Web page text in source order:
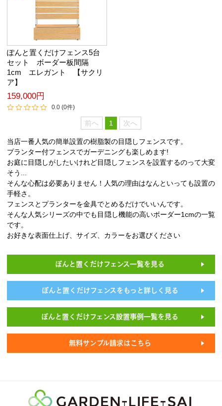
ぽんと置くだけフェンス5台
セット ボーダー板間隔
1cm エレガント 【サクリ
ア】
159,000円
0.0 (0件)
前へ 1 次へ
当店一番人気の簡単設置の樹脂製の目隠しフェンスです。
プランター付フェンスでガーデニングも楽しめます!
お庭に目隠しがしたいけれど目隠しフェンスを設置するのって大変
そう...
そんな心配は必要ありません！人気の理由はなんといっても設置の
手軽さ。
フェンスとプランターを金具でとめるだけでいいんです。
そんな人気シリーズの中でも目隠し機能の高いボーダー1cmの一覧
です。
お好きな表面仕上げ、サイズ、カラーをお選びください
ぽんと置くだけフェンス一覧を見る
ぽんと置くだけフェンスをもっと詳しく見る
ぽんと置くだけフェンス設置事例一覧を見る
無料サンプル請求はこちら